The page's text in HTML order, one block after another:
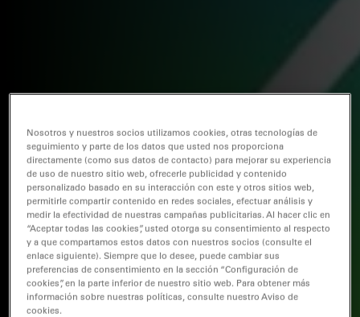
Nosotros y nuestros socios utilizamos cookies, otras tecnologías de
seguimiento y parte de los datos que usted nos proporciona
directamente (como sus datos de contacto) para mejorar su experiencia
de uso de nuestro sitio web, ofrecerle publicidad y contenido
personalizado basado en su interacción con este y otros sitios web,
permitirle compartir contenido en redes sociales, efectuar análisis y
medir la efectividad de nuestras campañas publicitarias. Al hacer clic en
“Aceptar todas las cookies”, usted otorga su consentimiento al respecto
y a que compartamos estos datos con nuestros socios (consulte el
enlace siguiente). Siempre que lo desee, puede cambiar sus
preferencias de consentimiento en la sección “Configuración de
cookies”, en la parte inferior de nuestro sitio web. Para obtener más
información sobre nuestras políticas, consulte nuestro Aviso de
cookies.